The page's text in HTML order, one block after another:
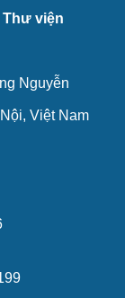
Thư viện
Nguyễn
Việt Nam